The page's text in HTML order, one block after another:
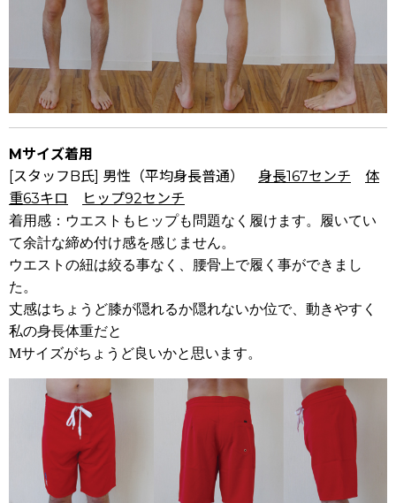
Mサイズ着用
[スタッフB氏] 男性（平均身長普通） 身長167センチ
体
重63キロ
ヒップ92センチ
着用感：ウエストもヒップも問題なく履けます。履いてい
て余計な締め付け感を感じません。
ウエストの紐は絞る事なく、腰骨上で履く事ができまし
た。
丈感はちょうど膝が隠れるか隠れないか位で、動きやすく
私の身長体重だと
Mサイズがちょうど良いかと思います。